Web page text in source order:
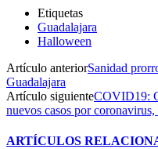
Etiquetas
Guadalajara
Halloween
Artículo anteriorSanidad
Guadalajara
Artículo siguienteCOVID19:
nuevos casos por
ARTÍCULOS